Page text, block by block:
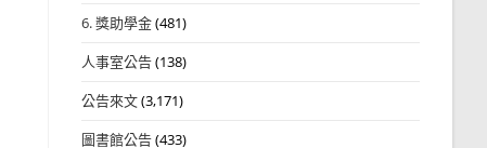
6. 獎助學金(481)
人事室公告(138)
公告來文(3,171)
圖書館公告(433)